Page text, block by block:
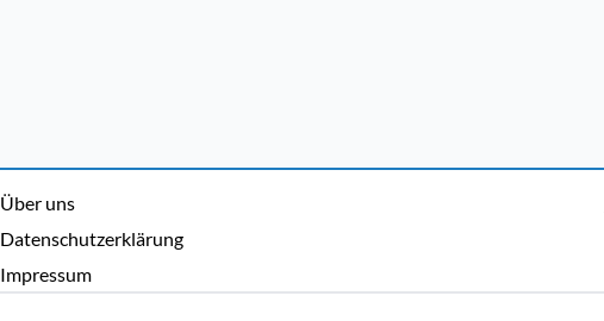
Über uns
Datenschutzerklärung
Impressum